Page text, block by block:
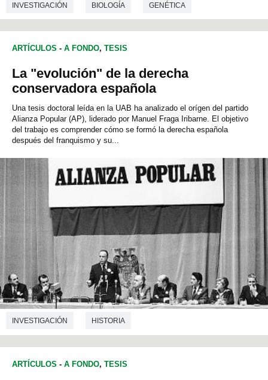
INVESTIGACIÓN BIOLOGÍA GENÉTICA
ARTÍCULOS - A FONDO, TESIS
La "evolución" de la derecha
conservadora española
Una tesis doctoral leída en la UAB ha analizado el orígen del partido
Alianza Popular (AP), liderado por Manuel Fraga Iribarne. El objetivo
del trabajo es comprender cómo se formó la derecha española
después del franquismo y su...
INVESTIGACIÓN HISTORIA
ARTÍCULOS - A FONDO, TESIS